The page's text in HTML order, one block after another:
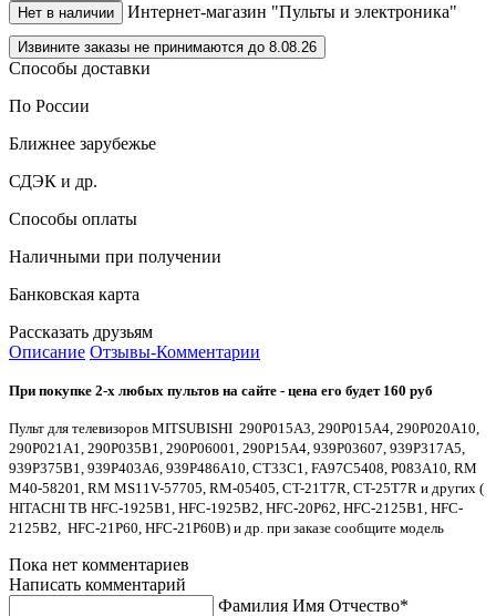
Нет в наличии
Интернет-магазин "Пульты и электроника"
Извините заказы не принимаются до 8.08.26
Способы доставки
По России
Ближнее зарубежье
СДЭК и др.
Способы оплаты
Наличными при получении
Банковская карта
Рассказать друзьям
Описание Отзывы-Комментарии
При покупке 2-x любых пультов на сайте - цена его будет 160 руб
Пульт для телевизоров MITSUBISHI 290P015A3, 290P015A4, 290P020A10,
290P021A1, 290P035B1, 290P06001, 290P15A4, 939P03607, 939P317A5,
939P375B1, 939P403A6, 939P486A10, CT33C1, FA97C5408, P083A10, RM
M40-58201, RM MS11V-57705, RM-05405, CT-21T7R, CT-25T7R и других (
HITACHI ТВ HFC-1925B1, HFC-1925B2, HFC-20P62, HFC-2125B1, HFC-
2125B2, HFC-21P60, HFC-21P60B) и др. при заказе сообщите модель
Пока нет комментариев
Написать комментарий
Фамилия Имя Отчество*